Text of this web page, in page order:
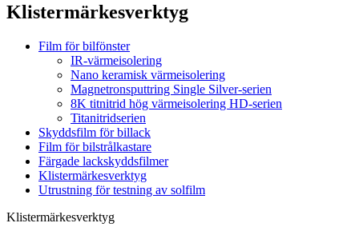
Klistermärkesverktyg
Film för bilfönster
IR-värmeisolering
Nano keramisk värmeisolering
Magnetronsputtring Single Silver-serien
8K titnitrid hög värmeisolering HD-serien
Titanitridserien
Skyddsfilm för billack
Film för bilstrålkastare
Färgade lackskyddsfilmer
Klistermärkesverktyg
Utrustning för testning av solfilm
Klistermärkesverktyg